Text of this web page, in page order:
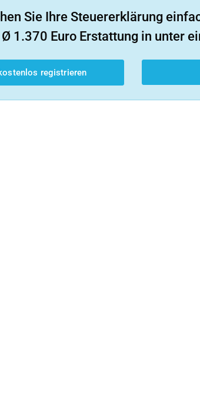
Sie Ihre Steuererklärung
Ø 1.370 Euro Erstattung in unter
registrieren